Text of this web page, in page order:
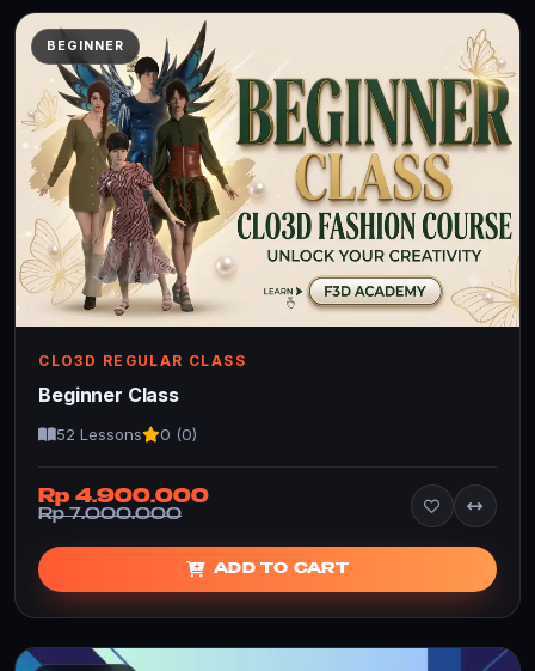
BEGINNER
CLO3D REGULAR CLASS
Beginner Class
52 Lessons 0 (0)
Rp 4.900.000
Rp 7.000.000
ADD TO CART